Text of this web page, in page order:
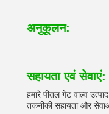
अनुकूलन:
सहायता एवं सेवाएं:
हमारे पीतल गेट वाल्व
तकनीकी सहायता और